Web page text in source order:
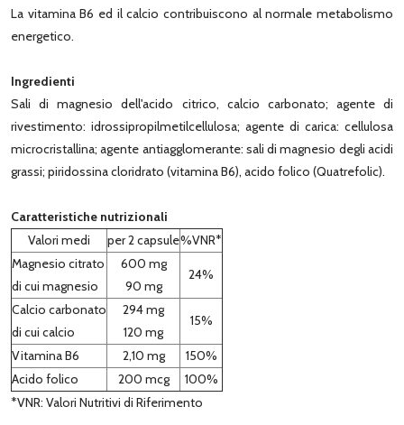
La vitamina B6 ed il calcio contribuiscono al normale metabolismo
energetico.
Ingredienti
Sali di magnesio dell'acido citrico, calcio carbonato; agente di
rivestimento: idrossipropilmetilcellulosa; agente di carica: cellulosa
microcristallina; agente antiagglomerante: sali di magnesio degli acidi
grassi; piridossina cloridrato (vitamina B6), acido folico (Quatrefolic).
Caratteristiche nutrizionali
Valori medi
per 2 capsule%VNR*
Magnesio citrato
di cui magnesio
600 mg
90 mg
24%
Calcio carbonato
di cui calcio
294 mg
120 mg
15%
Vitamina B6 2,10 mg
150%
Acido folico
200 mcg
100%
*VNR: Valori Nutritivi di Riferimento